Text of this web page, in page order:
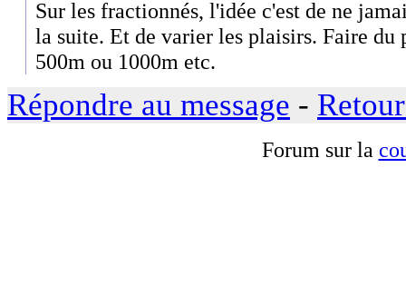
Sur les fractionnés, l'idée c'est de ne
la suite. Et de varier les plaisirs. Faire du
500m ou 1000m etc.
Répondre au message -
Forum sur la